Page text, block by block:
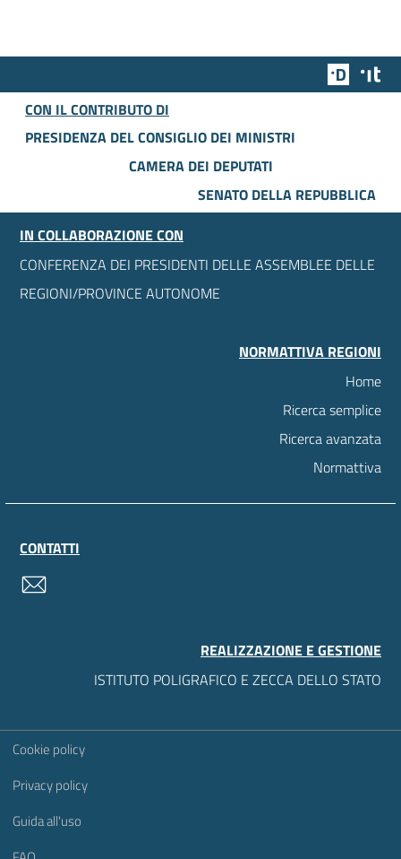
Team
CON IL CONTRIBUTO DI
PRESIDENZA DEL CONSIGLIO DEI MINISTRI
CAMERA DEI DEPUTATI
SENATO DELLA REPUBBLICA
IN COLLABORAZIONE CON
CONFERENZA DEI PRESIDENTI DELLE ASSEMBLEE DELLE
REGIONI/PROVINCE AUTONOME
NORMATTIVA REGIONI
Home
Ricerca semplice
Ricerca avanzata
Normattiva
CONTATTI
REALIZZAZIONE E GESTIONE
ISTITUTO POLIGRAFICO E ZECCA DELLO STATO
Sezione Link Utili
Cookie policy
Privacy policy
Guida all'uso